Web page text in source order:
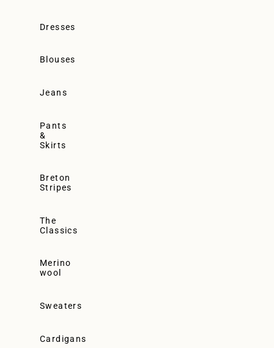
Dresses
Blouses
Jeans
Pants
&
Skirts
Breton
Stripes
The
Classics
Merino
wool
Sweaters
Cardigans